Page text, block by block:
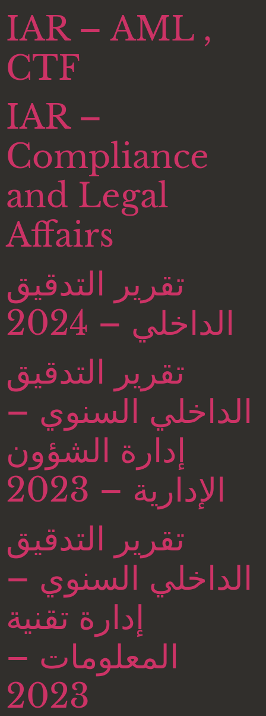
IAR – AML ,
CTF
IAR –
Compliance
and Legal
Affairs
تقرير التدقيق
الداخلي – 2024
تقرير التدقيق
الداخلي السنوي –
إدارة الشؤون
الإدارية – 2023
تقرير التدقيق
الداخلي السنوي –
إدارة تقنية
المعلومات –
2023